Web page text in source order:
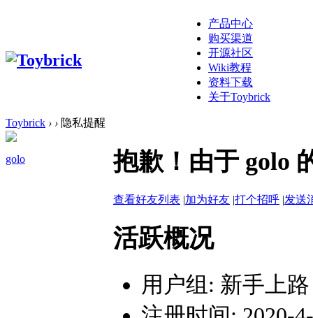
产品中心
购买渠道
开源社区
Wiki教程
资料下载
关于Toybrick
Toybrick › › 隐私提醒
golo 抱歉！由于 golo
查看好友列表 |加为好友 |打个招呼 |发送
活跃概况
用户组: 新手上路